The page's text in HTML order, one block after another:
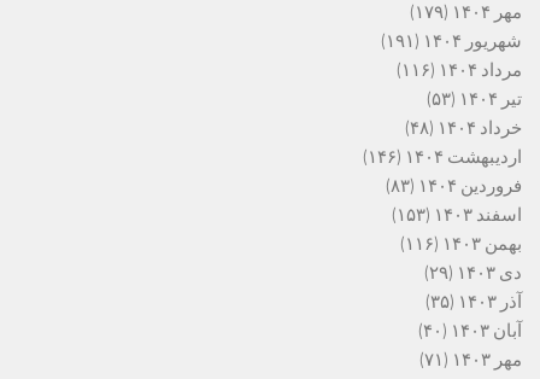
مهر ۱۴۰۴
(۱۷۹)
شهریور ۱۴۰۴
(۱۹۱)
مرداد ۱۴۰۴
(۱۱۶)
تیر ۱۴۰۴
(۵۳)
خرداد ۱۴۰۴
(۴۸)
اردیبهشت ۱۴۰۴
(۱۴۶)
فروردین ۱۴۰۴
(۸۳)
اسفند ۱۴۰۳
(۱۵۳)
بهمن ۱۴۰۳
(۱۱۶)
دی ۱۴۰۳
(۲۹)
آذر ۱۴۰۳
(۳۵)
آبان ۱۴۰۳
(۴۰)
مهر ۱۴۰۳
(۷۱)